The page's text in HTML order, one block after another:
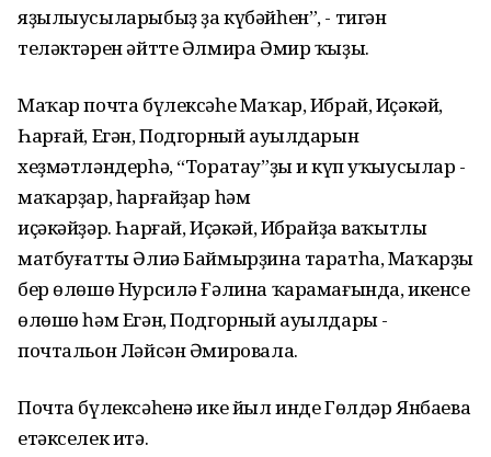
яҙылыусыларыбыҙ ҙа күбәйһен”, - тигән
теләктәрен әйтте Әлмира Әмир ҡыҙы.
Маҡар почта бүлексәһе Маҡар, Ибрай, Иҫәкәй,
Һарғай, Егән, Подгорный ауылдарын
хеҙмәтләндерһә, “Торатау”ҙы иң күп уҡыусылар -
маҡарҙар, һарғайҙар һәм
иҫәкәйҙәр. Һарғай, Иҫәкәй, Ибрайҙа ваҡытлы
матбуғатты Әлиә Баймырҙина таратһа, Маҡарҙың
бер өлөшө Нурсилә Ғәлина ҡарамағында, икенсе
өлөшө һәм Егән, Подгорный ауылдары -
почтальон Ләйсән Әмировала.
Почта бүлексәһенә ике йыл инде Гөлдәр Янбаева
етәкселек итә.